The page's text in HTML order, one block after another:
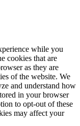
while you
cookies that are
as they are
of the website. We
and understand how
in your browser
to opt-out of these
may affect your